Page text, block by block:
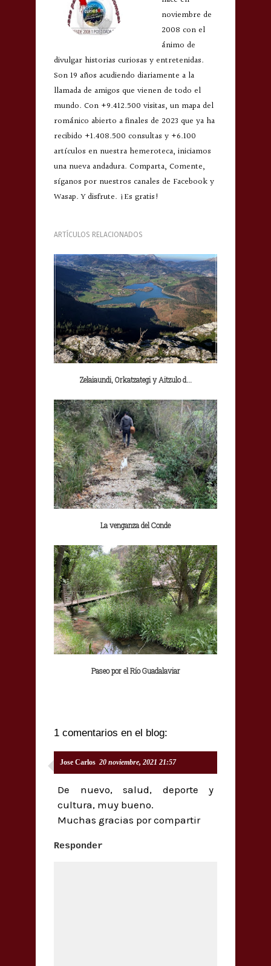
noviembre de
2008 con el
ánimo de
divulgar historias curiosas y entretenidas.
Son 19 años acudiendo diariamente a la
llamada de amigos que vienen de todo el
mundo. Con +9.412.500 visitas, un mapa del
románico abierto a finales de 2023 que ya ha
recibido +1.408.500 consultas y +6.100
artículos en nuestra hemeroteca, iniciamos
una nueva andadura. Comparta, Comente,
síganos por nuestros canales de Facebook y
Wasap. Y disfrute. ¡Es gratis!
ARTÍCULOS RELACIONADOS
Zelaiaundi, Orkatzategi y Aitzulo d...
La venganza del Conde
Paseo por el Río Guadalaviar
1 comentarios en el blog:
Jose Carlos 20 noviembre, 2021 21:57
De nuevo, salud, deporte y
cultura, muy bueno.
Muchas gracias por compartir
Responder